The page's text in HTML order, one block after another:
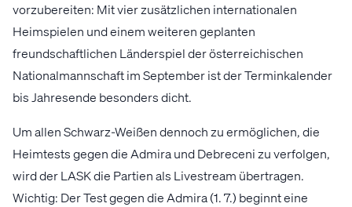
vorzubereiten: Mit vier zusätzlichen internationalen
Heimspielen und einem weiteren geplanten
freundschaftlichen Länderspiel der österreichischen
Nationalmannschaft im September ist der Terminkalender
bis Jahresende besonders dicht.
Um allen Schwarz-Weißen dennoch zu ermöglichen, die
Heimtests gegen die Admira und Debreceni zu verfolgen,
wird der LASK die Partien als Livestream übertragen.
Wichtig: Der Test gegen die Admira (1. 7.) beginnt eine